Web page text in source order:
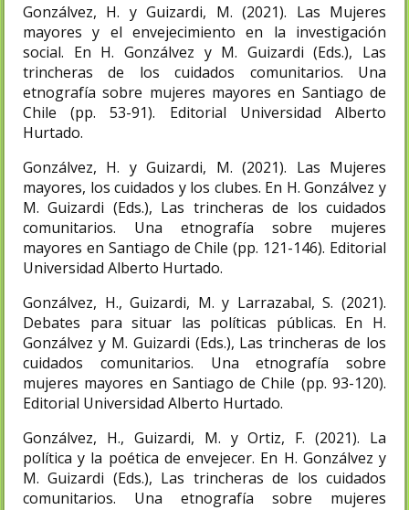
Gonzálvez, H. y Guizardi, M. (2021). Las Mujeres
mayores y el envejecimiento en la investigación
social. En H. Gonzálvez y M. Guizardi (Eds.), Las
trincheras de los cuidados comunitarios. Una
etnografía sobre mujeres mayores en Santiago de
Chile (pp. 53-91). Editorial Universidad Alberto
Hurtado.
Gonzálvez, H. y Guizardi, M. (2021). Las Mujeres
mayores, los cuidados y los clubes. En H. Gonzálvez y
M. Guizardi (Eds.), Las trincheras de los cuidados
comunitarios. Una etnografía sobre mujeres
mayores en Santiago de Chile (pp. 121-146). Editorial
Universidad Alberto Hurtado.
Gonzálvez, H., Guizardi, M. y Larrazabal, S. (2021).
Debates para situar las políticas públicas. En H.
Gonzálvez y M. Guizardi (Eds.), Las trincheras de los
cuidados comunitarios. Una etnografía sobre
mujeres mayores en Santiago de Chile (pp. 93-120).
Editorial Universidad Alberto Hurtado.
Gonzálvez, H., Guizardi, M. y Ortiz, F. (2021). La
política y la poética de envejecer. En H. Gonzálvez y
M. Guizardi (Eds.), Las trincheras de los cuidados
comunitarios. Una etnografía sobre mujeres